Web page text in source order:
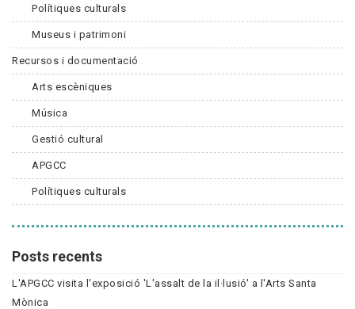
Polítiques culturals
Museus i patrimoni
Recursos i documentació
Arts escèniques
Música
Gestió cultural
APGCC
Polítiques culturals
Posts recents
L'APGCC visita l'exposició 'L'assalt de la il·lusió' a l'Arts Santa
Mònica